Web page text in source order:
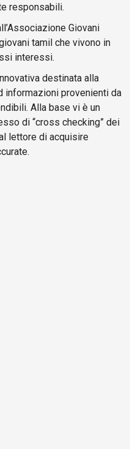
responsabili.
Giovani
tamil che vivono in
interessi.
destinata alla
informazioni provenienti da
Alla base vi è un
di “cross checking” dei
lettore di acquisire